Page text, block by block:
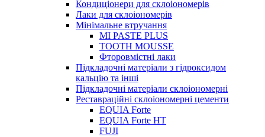
Кондиціонери для склоіономерів
Лаки для склоіономерів
Мінімальне втручання
MI PASTE PLUS
TOOTH MOUSSE
Фторовмістні лаки
Підкладочні матеріали з гідроксидом
кальцію та інші
Підкладочні матеріали склоіономерні
Реставраційні склоіономерні цементи
EQUIA Forte
EQUIA Forte HT
FUJI